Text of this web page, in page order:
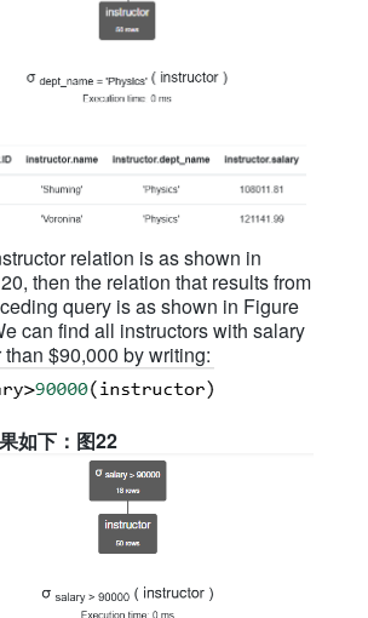
relation is as shown in
then the relation that results from
query is as shown in Figure
can find all instructors with salary
than $90,000 by writing:
如下：图22